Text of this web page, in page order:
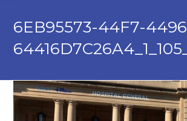
6EB95573-44F7-